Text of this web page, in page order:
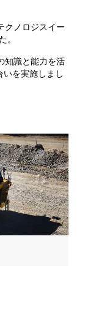
クノロジスイー
。
知識と能力を活
を実施しまし